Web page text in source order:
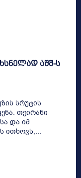
აშშ-ს
სრუტის
თეირანი
და იმ
ითხოვს,...